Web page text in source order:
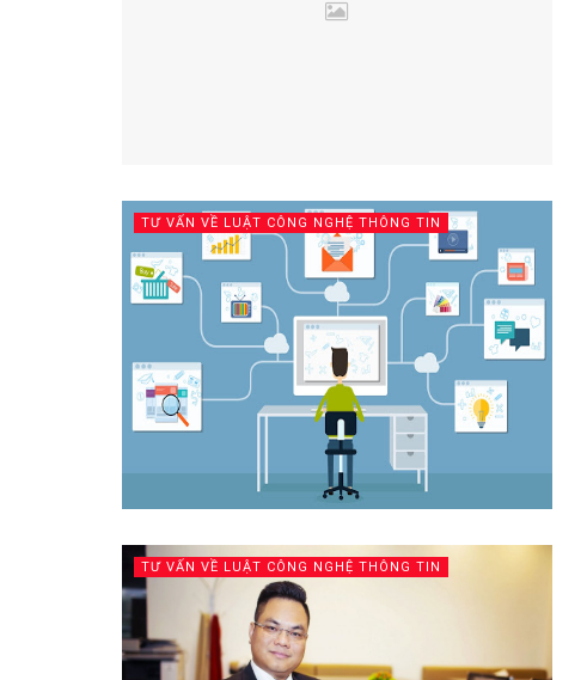
TƯ VẤN VỀ LUẬT CÔNG NGHỆ THÔNG TIN
TƯ VẤN VỀ LUẬT CÔNG NGHỆ THÔNG TIN